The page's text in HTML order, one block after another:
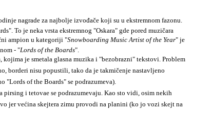
nagrade za najbolje izvođače koji su u ekstremnom fazonu.
To je neka vrsta ekstremnog "Oskara" gde pored muzičara
ampion u kategoriji "Snowboarding Music Artist of the Year" je
- "Lords of the Boards".
je smetala glasna muzika i "bezobrazni" tekstovi. Problem
borderi nisu popustili, tako da je takmičenje nastavljeno
"Lords of the Boards" se podrazumeva).
i tetovae se podrazumevaju. Kao sto vidi, osim nekih
jer većina skejtera zimu provodi na planini (ko jo vozi skejt na